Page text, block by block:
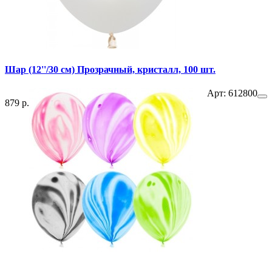
Шар (12''/30 см) Прозрачный, кристалл, 100 шт.
879 р.
Арт: 612800